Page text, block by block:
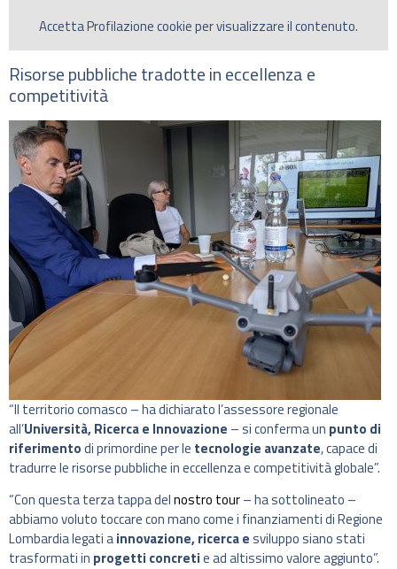
AccettaProfilazionecookie per visualizzare il contenuto.
Risorse pubbliche tradotte in eccellenza e
competitività
“Il territorio comasco – ha dichiarato l’assessore regionale
all’Università, Ricerca e Innovazione – si conferma un punto di
riferimentodi primordine per le tecnologie avanzate, capace di
tradurre le risorse pubbliche in eccellenza e competitività globale”.
“Con questa terza tappa delnostro tour– ha sottolineato –
abbiamo voluto toccare con mano come i finanziamenti di Regione
Lombardia legati ainnovazione, ricerca esviluppo siano stati
trasformati in progetti concretie ad altissimo valore aggiunto”.